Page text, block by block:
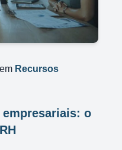
Recursos
empresariais: o